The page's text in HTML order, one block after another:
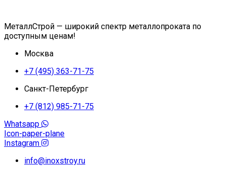
МеталлСтрой — широкий спектр металлопроката по
доступным ценам!
Москва
+7 (495) 363-71-75
Санкт-Петербург
+7 (812) 985-71-75
Whatsapp
Icon-paper-plane
Instagram
info@inoxstroy.ru